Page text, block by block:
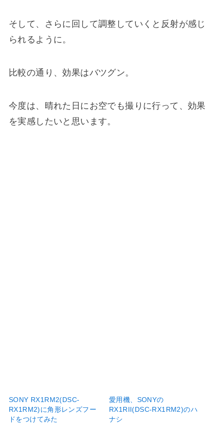
そして、さらに回して調整していくと反射が感じ
られるように。
比較の通り、効果はバツグン。
今度は、晴れた日にお空でも撮りに行って、効果
を実感したいと思います。
SONY RX1RM2(DSC-
RX1RM2)に角形レンズフー
ドをつけてみた
愛用機、SONYの
RX1RII(DSC-RX1RM2)のハ
ナシ